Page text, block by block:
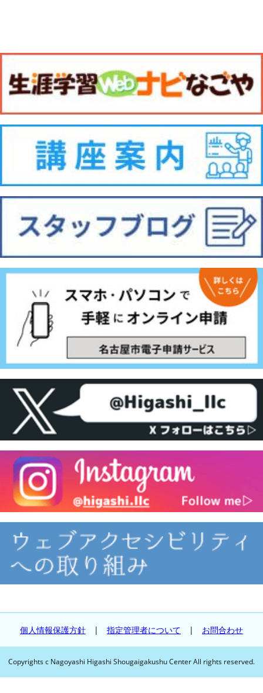
個人情報保護方針 | 指定管理者について | お問合わせ
Copyrights c Nagoyashi Higashi Shougaigakushu Center All rights reserved.